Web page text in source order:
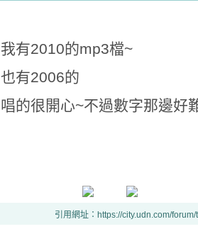
我有2010的mp3檔~
也有2006的
唱的很開心~不過數字那邊好
引用網址：https://city.udn.com/